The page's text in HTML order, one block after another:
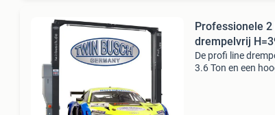
Professionele
drempelvrij
De profi line
3.6 Ton en een